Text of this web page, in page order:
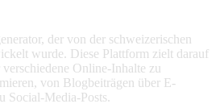
der von der schweizerischen
wurde. Diese Plattform zielt darauf
Online-Inhalte zu
von Blogbeiträgen über E-
Social-Media-Posts.